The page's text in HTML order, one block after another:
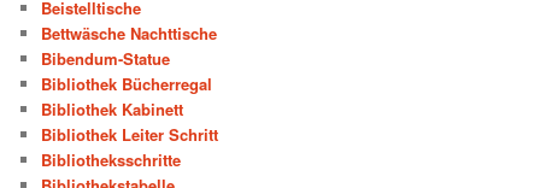
Beistelltische
Bettwäsche Nachttische
Bibendum-Statue
Bibliothek Bücherregal
Bibliothek Kabinett
Bibliothek Leiter Schritt
Bibliotheksschritte